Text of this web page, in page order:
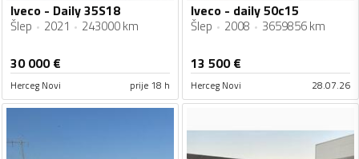
Iveco - Daily 35S18
Šlep 2021 243000 km
30 000€
Herceg Novi prije 18 h
Iveco - daily 50c15
Šlep 2008 3659856 km
13 500€
Herceg Novi 28.07.26